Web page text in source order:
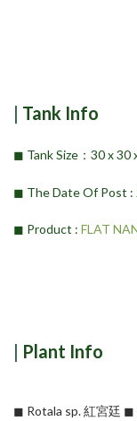
| Tank Info
◼︎ Tank Size：30 x 30
◼︎ The Date Of Post :
◼︎ Product : FLAT
| Plant Info
◼︎ Rotala sp. 紅宮廷 ◼︎